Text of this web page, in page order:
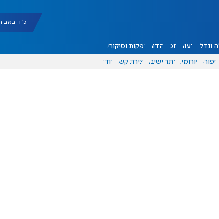
כ"ד באב תשפ"ו
ונדל"ן דעות אוכל יהדות הפקות וסיקורים
ספורט פורומים אתר ישיבה יצירת קשר עוד